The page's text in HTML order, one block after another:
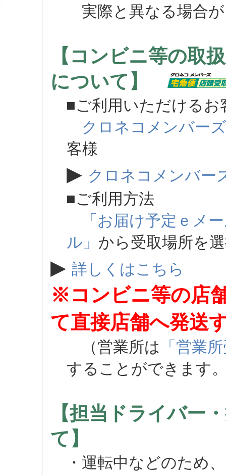
実際と異なる場合が
【コンビニ等の取
について】
■ご利用いただけるお
クロネコメンバーズ
客様
▶ クロネコメンバー
■ご利用方法
「お届け予定ｅメ
ル」 から受取場所を
▶ 詳しくはこちら
※コンビニ等の店
て直接店舗へ発送
（営業所は 「営業
することができます
【担当ドライバー
て】
・運転中などのため